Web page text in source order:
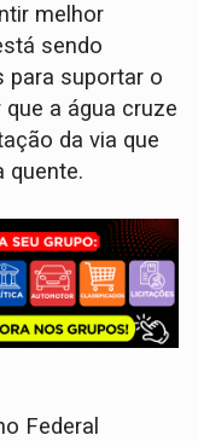
melhor
sendo
para suportar o
a água cruze
da via que
quente.
Federal